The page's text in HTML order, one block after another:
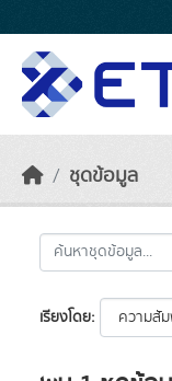
ชุดข้อมูล
เรียงโดย